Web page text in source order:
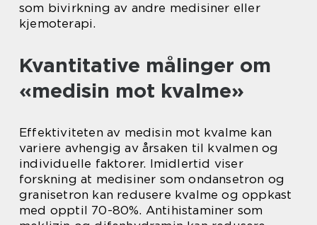
som bivirkning av andre medisiner eller
kjemoterapi.
Kvantitative målinger om
«medisin mot kvalme»
Effektiviteten av medisin mot kvalme kan
variere avhengig av årsaken til kvalmen og
individuelle faktorer. Imidlertid viser
forskning at medisiner som ondansetron og
granisetron kan redusere kvalme og oppkast
med opptil 70-80%. Antihistaminer som